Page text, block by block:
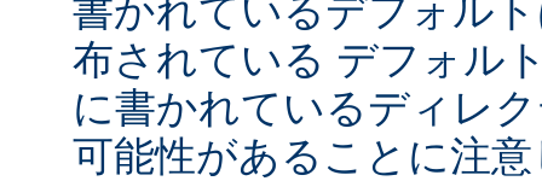
書かれているデフォル
布されている デフォル
に書かれているディレ
可能性があることに注